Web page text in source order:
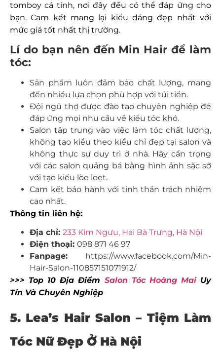
tomboy cá tính, nơi đây đều có thể đáp ứng cho
bạn. Cam kết mang lại kiểu dáng đẹp nhất với
mức giá tốt nhất thị trường.
Lí do bạn nên đến Min Hair để làm
tóc:
Sản phẩm luôn đảm bảo chất lượng, mang
đến nhiều lựa chọn phù hợp với túi tiền.
Đội ngũ thợ được đào tạo chuyên nghiệp để
đáp ứng mọi nhu cầu về kiểu tóc khó.
Salon tập trung vào việc làm tóc chất lượng,
không tạo kiểu theo kiểu chỉ đẹp tại salon và
không thực sự duy trì ở nhà. Hãy cẩn trọng
với các salon quảng bá bằng hình ảnh sặc sỡ
với tạo kiểu lòe loẹt.
Cam kết bảo hành với tinh thần trách nhiệm
cao nhất.
Thông tin liên hệ:
Địa chỉ: 233 Kim Ngưu, Hai Bà Trưng, Hà Nội
Điện thoại: 098 871 46 97
Fanpage:
https://www.facebook.com/Min-
Hair-Salon-110857151071912/
>>> Top 10 Địa Điểm Salon Tóc Hoàng MaiUy
Tín Và Chuyên Nghiệp
5. Lea’s Hair Salon – Tiệm Làm
Tóc Nữ Đẹp Ở Hà Nội